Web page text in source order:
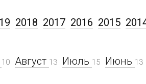
10 Август 13 Июль 15 Июнь 13
2018 2017 2016 2015